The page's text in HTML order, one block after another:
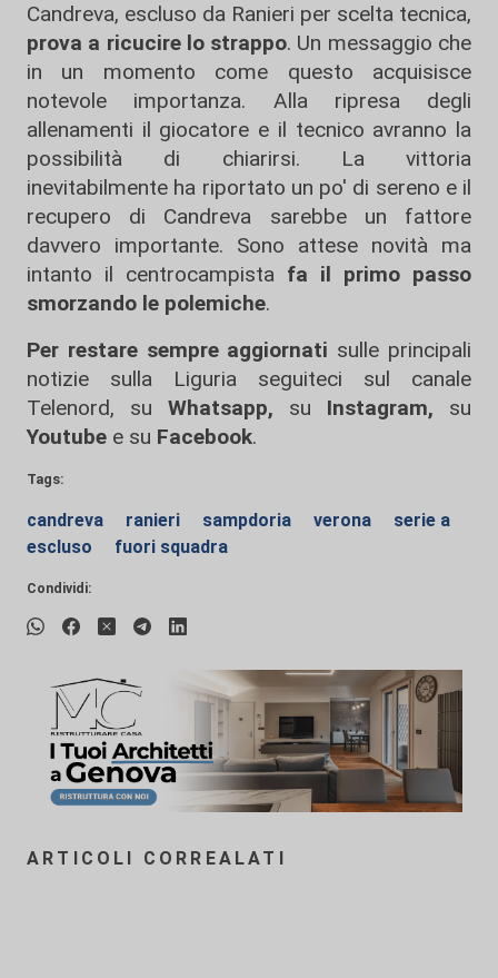
Candreva, escluso da Ranieri per scelta tecnica,
prova a ricucire lo strappo. Un messaggio che
in un momento come questo acquisisce
notevole importanza. Alla ripresa degli
allenamenti il giocatore e il tecnico avranno la
possibilità di chiarirsi. La vittoria
inevitabilmente ha riportato un po' di sereno e il
recupero di Candreva sarebbe un fattore
davvero importante. Sono attese novità ma
intanto il centrocampista fa il primo passo
smorzando le polemiche.
Per restare sempre aggiornati sulle principali
notizie sulla Liguria seguiteci sul canale
Telenord, su
Whatsapp, su Instagram, su
Youtube e su Facebook.
Tags:
candreva ranieri sampdoria verona
serie a
escluso
fuori squadra
Condividi:
ARTICOLI CORREALATI